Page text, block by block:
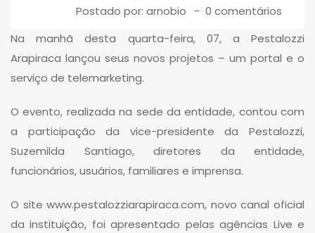
Postado por: arnobio
0 comentários
Na manhã desta quarta-feira, 07, a Pestalozzi
Arapiraca lançou seus novos projetos – um portal e o
serviço de telemarketing.
O evento, realizada na sede da entidade, contou com
a participação da vice-presidente da Pestalozzi,
Suzemilda Santiago, diretores da entidade,
funcionários, usuários, familiares e imprensa.
O site www.pestalozziarapiraca.com, novo canal oficial
da instituição, foi apresentado pelas agências Live e